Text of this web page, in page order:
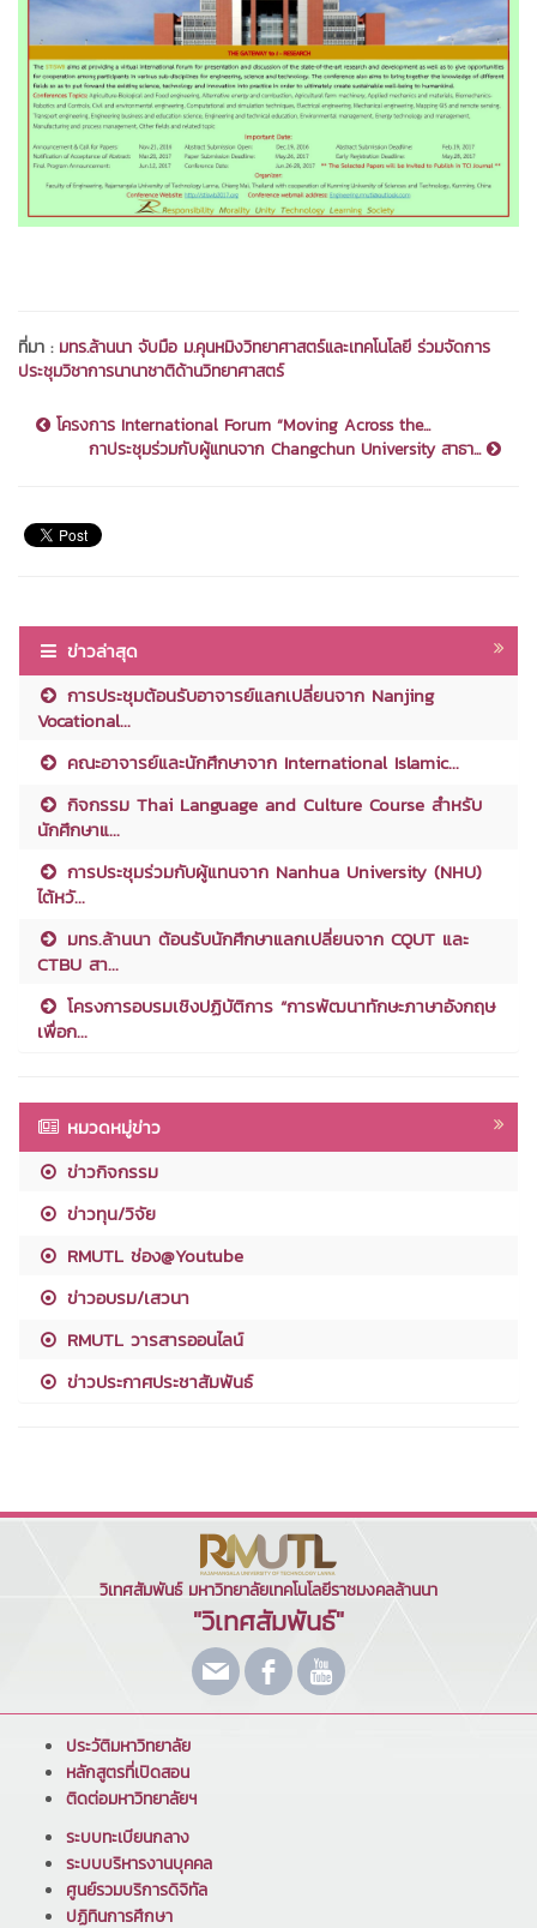
ที่มา : มทร.ล้านนา จับมือ ม.คุนหมิงวิทยาศาสตร์และเทคโนโลยี ร่วมจัดการ
ประชุมวิชาการนานาชาติด้านวิทยาศาสตร์
โครงการ International Forum “Moving Across the...
กาประชุมร่วมกับผู้แทนจาก Changchun University สาธา...
ข่าวล่าสุด
การประชุมต้อนรับอาจารย์แลกเปลี่ยนจาก Nanjing
Vocational...
คณะอาจารย์และนักศึกษาจาก International Islamic...
กิจกรรม Thai Language and Culture Course สำหรับ
นักศึกษาแ...
การประชุมร่วมกับผู้แทนจาก Nanhua University (NHU)
ไต้หวั...
มทร.ล้านนา ต้อนรับนักศึกษาแลกเปลี่ยนจาก CQUT และ
CTBU สา...
โครงการอบรมเชิงปฏิบัติการ “การพัฒนาทักษะภาษาอังกฤษ
เพื่อก...
หมวดหมู่ข่าว
ข่าวกิจกรรม
ข่าวทุน/วิจัย
RMUTL ช่อง@Youtube
ข่าวอบรม/เสวนา
RMUTL วารสารออนไลน์
ข่าวประกาศประชาสัมพันธ์
วิเทศสัมพันธ์ มหาวิทยาลัยเทคโนโลยีราชมงคลล้านนา
"วิเทศสัมพันธ์"
ประวัติมหาวิทยาลัย
หลักสูตรที่เปิดสอน
ติดต่อมหาวิทยาลัยฯ
ระบบทะเบียนกลาง
ระบบบริหารงานบุคคล
ศูนย์รวมบริการดิจิทัล
ปฏิทินการศึกษา